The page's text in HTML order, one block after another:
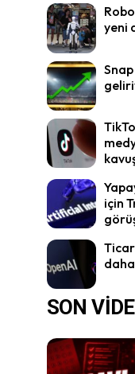
yeni
için
Ticari
daha
SON